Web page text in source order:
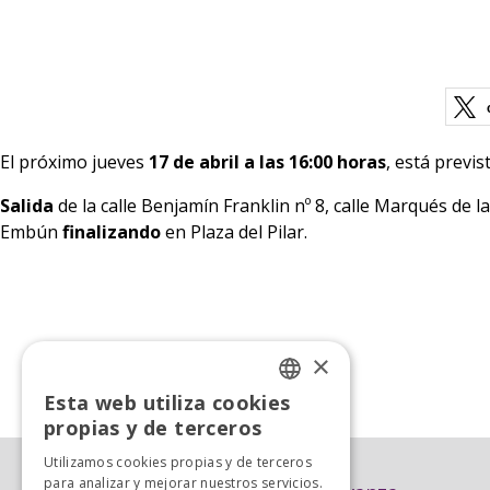
El próximo jueves 17 de abril a las 16:00 horas, está
Salida de la calle Benjamín Franklin nº 8, calle Marqués de
Embún finalizandoen Plaza del Pilar.
SPANISH
×
Esta web utiliza cookies
propias y de terceros
Utilizamos cookies propias y de terceros
para analizar y mejorar nuestros servicios.